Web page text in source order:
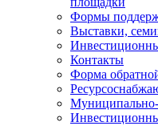
Формы
Выставки,
Контакты
Форма
Муниципально-